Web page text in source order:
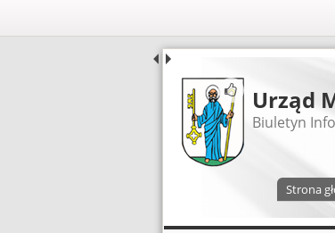
UDOSTĘPNIJ
Urząd
Biuletyn
Strona